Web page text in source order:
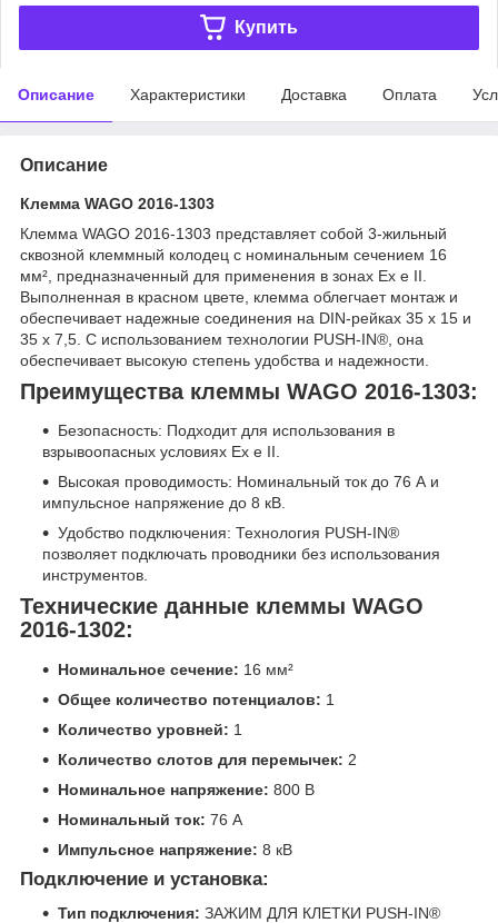
Купить
Описание Характеристики Доставка Оплата
Описание
Клемма WAGO 2016-1303
Клемма WAGO 2016-1303 представляет собой 3-жильный
сквозной клеммный колодец с номинальным сечением 16
мм², предназначенный для применения в зонах Ex e II.
Выполненная в красном цвете, клемма облегчает монтаж и
обеспечивает надежные соединения на DIN-рейках 35 x 15 и
35 x 7,5. С использованием технологии PUSH-IN®, она
обеспечивает высокую степень удобства и надежности.
Преимущества клеммы WAGO 2016-1303:
Безопасность: Подходит для использования в
взрывоопасных условиях Ex e II.
Высокая проводимость: Номинальный ток до 76 А и
импульсное напряжение до 8 кВ.
Удобство подключения: Технология PUSH-IN®
позволяет подключать проводники без использования
инструментов.
Технические данные клеммы WAGO
2016-1302:
Номинальное сечение: 16 мм²
Общее количество потенциалов: 1
Количество уровней: 1
Количество слотов для перемычек: 2
Номинальное напряжение: 800 В
Номинальный ток: 76 А
Импульсное напряжение: 8 кВ
Подключение и установка:
Тип подключения: ЗАЖИМ ДЛЯ КЛЕТКИ PUSH-IN®